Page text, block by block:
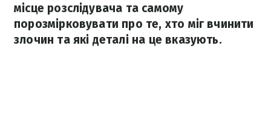
місце розслідувача та самому
порозмірковувати про те, хто міг вчинити
злочин та які деталі на це вказують.